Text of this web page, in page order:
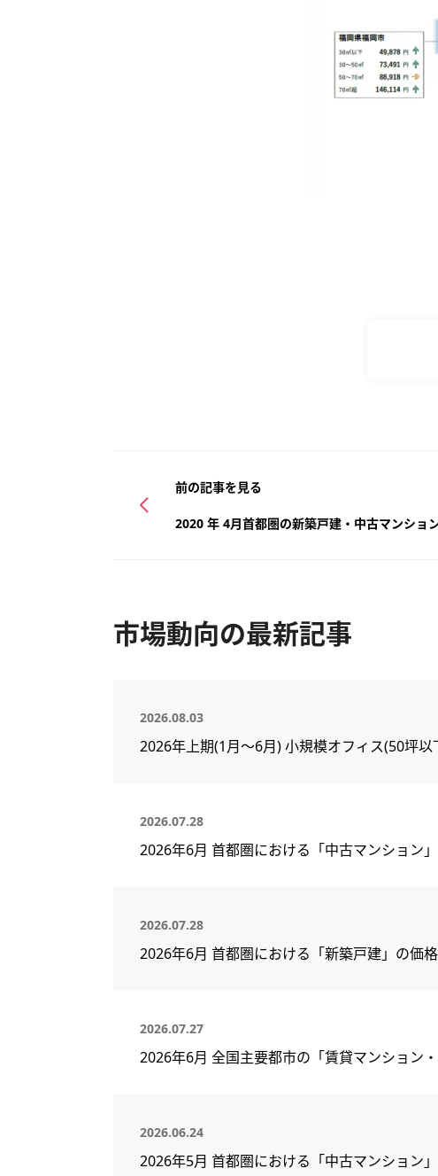
前の記事を見る
2020 年 4月首都圏の新築戸建・中古マンショ
市場動向の最新記事
2026.08.03
2026年上期(1月～6月) 小規模オフィス(50坪
2026.07.28
2026年6月 首都圏における「中古マンション
2026.07.28
2026年6月 首都圏における「新築戸建」の価
2026.07.27
2026年6月 全国主要都市の「賃貸マンション
2026.06.24
2026年5月 首都圏における「中古マンション